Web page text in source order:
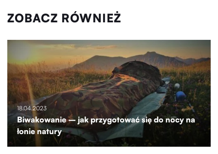
ZOBACZ RÓWNIEŻ
18.04.2023
Biwakowanie – jak przygotować się do nocy na
łonie natury